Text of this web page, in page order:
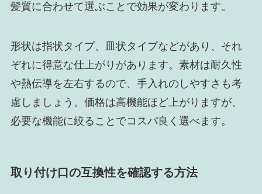
髪質に合わせて選ぶことで効果が変わります。
形状は指状タイプ、皿状タイプなどがあり、それ
ぞれに得意な仕上がりがあります。素材は耐久性
や熱伝導を左右するので、手入れのしやすさも考
慮しましょう。価格は高機能ほど上がりますが、
必要な機能に絞ることでコスパ良く選べます。
取り付け口の互換性を確認する方法